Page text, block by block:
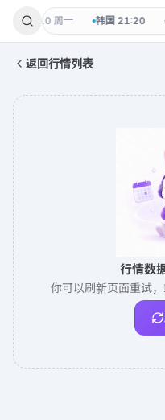
08-10 周一 韩国 21:20
返回行情列表
行情数
你可以刷新页面重试